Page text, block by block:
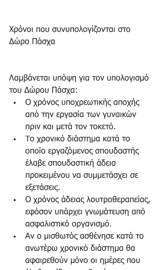
Χρόνοι που συνυπολογίζονται στο
Δώρο Πάσχα
Λαμβάνεται υπόψη για τον υπολογισμό
του Δώρου Πάσχα:
Ο χρόνος υποχρεωτικής αποχής
από την εργασία των γυναικών
πριν και μετά τον τοκετό.
Tο χρονικό διάστημα κατά το
οποίο εργαζόμενος σπουδαστής
έλαβε σπουδαστική άδεια
προκειμένου να συμμετάσχει σε
εξετάσεις.
Ο χρόνος άδειας λουτροθεραπείας,
εφόσον υπάρχει γνωμάτευση από
ασφαλιστικό οργανισμό.
Αν ο μισθωτός ασθένησε κατά το
ανωτέρω χρονικό διάστημα θα
αφαιρεθούν μόνο οι ημέρες που